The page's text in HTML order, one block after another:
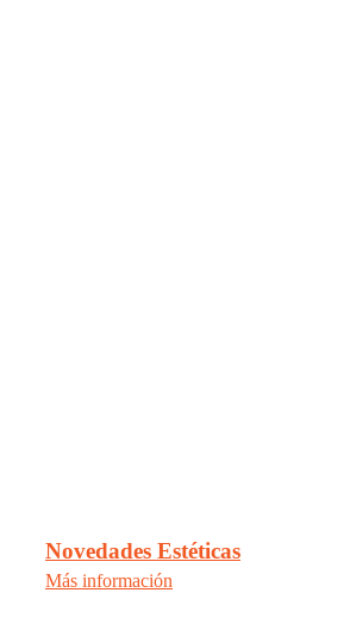
Novedades Estéticas
Más información